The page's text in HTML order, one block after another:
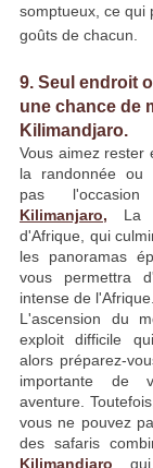
somptueux, ce qui
goûts de chacun.
9. Seul endroit
une chance de
Kilimandjaro.
Vous aimez rester
la randonnée ou
pas
Kilimanjaro,
La
d'Afrique, qui
les panoramas
vous permettra
intense de l'Afrique.
L'ascension du
exploit difficile
alors préparez-
importante de
aventure.
vous ne pouvez
des safaris
Kilimandjaro qui